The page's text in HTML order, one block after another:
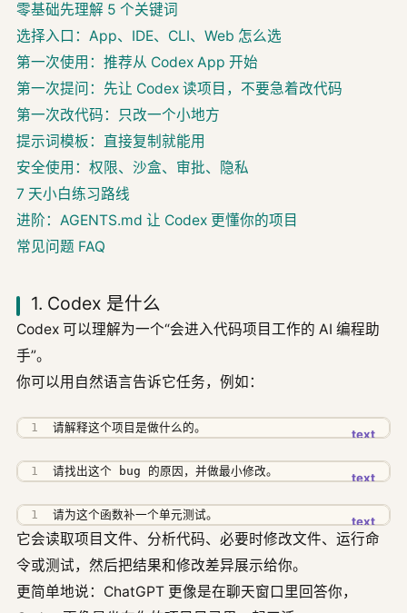
零基础先理解 5 个关键词
选择入口：App、IDE、CLI、Web 怎么选
第一次使用：推荐从 Codex App 开始
第一次提问：先让 Codex 读项目，不要急着改代码
第一次改代码：只改一个小地方
提示词模板：直接复制就能用
安全使用：权限、沙盒、审批、隐私
7 天小白练习路线
进阶：AGENTS.md 让 Codex 更懂你的项目
常见问题 FAQ
1. Codex 是什么
Codex 可以理解为一个“会进入代码项目工作的 AI 编程助
手”。
你可以用自然语言告诉它任务，例如：
请解释这个项目是做什么的。
请找出这个 bug 的原因，并做最小修改。
请为这个函数补一个单元测试。
它会读取项目文件、分析代码、必要时修改文件、运行命
令或测试，然后把结果和修改差异展示给你。
更简单地说：ChatGPT 更像是在聊天窗口里回答你，